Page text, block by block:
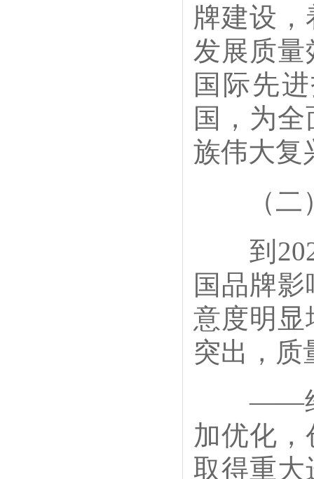
牌建设
发展质量
国际先
国，为
族伟大复
（二
到2025
国品牌
意度明显
突出，质
——经
加优化
取得重大